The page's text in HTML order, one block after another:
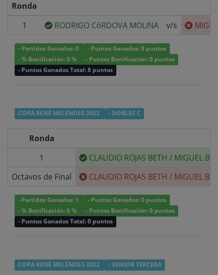
Ronda
1
RODRIGO CóRDOVA MOLINA v/s
- Partidos Ganados: 0
- Puntos Ganados: 8 puntos
- % Bonificación: 0 %
- Puntos Bonificación: 0 puntos
- Puntos Ganados Total: 8 puntos
COPA RENÉ MELÉNDES 2022 - DOBLES C
Ronda
1
CLAUDIO ROJAS BETH / MIGUEL
Octavos de Final
CLAUDIO ROJAS BETH / MIGUEL
- Partidos Ganados: 1
- Puntos Ganados: 0 puntos
- % Bonificación: 0 %
- Puntos Bonificación: 0 puntos
- Puntos Ganados Total: 0 puntos
COPA RENÉ MELÉNDES 2022 - SENIOR TERCERA